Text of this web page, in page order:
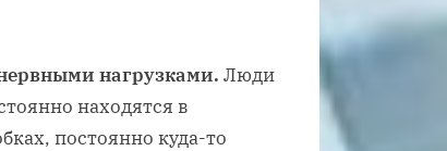
нагрузками. Люди
находятся в
постоянно куда-то